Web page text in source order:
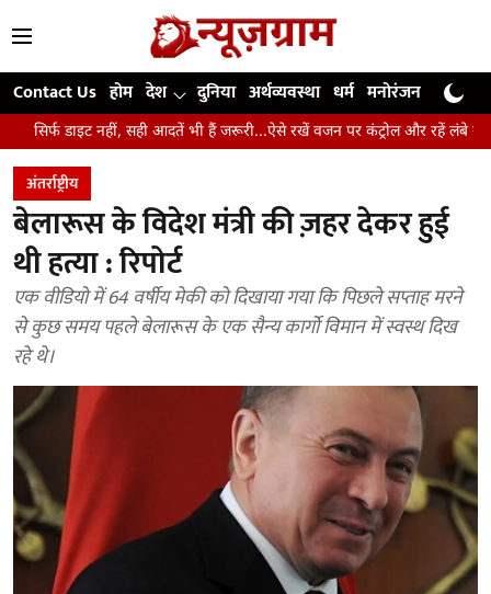
Contact Us होम देश दुनिया अर्थव्यवस्था धर्म मनोरंजन खेल
सही आदतें भी हैं जरूरी...ऐसे रखें वजन पर कंट्रोल और रहें लंबे समय तक स्वस्थ
अंतर्राष्ट्रीय
बेलारूस के विदेश मंत्री की ज़हर देकर हुई
थी हत्या : रिपोर्ट
एक वीडियो में 64 वर्षीय मेकी को दिखाया गया कि पिछले सप्ताह मरने
से कुछ समय पहले बेलारूस के एक सैन्य कार्गो विमान में स्वस्थ दिख
रहे थे।